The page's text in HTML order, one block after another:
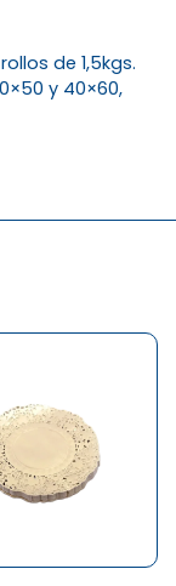
de 1,5kgs.
y 40×60,